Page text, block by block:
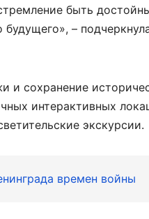
быть
–
и сохранение
интерактивных
экскурсии.
времен войны